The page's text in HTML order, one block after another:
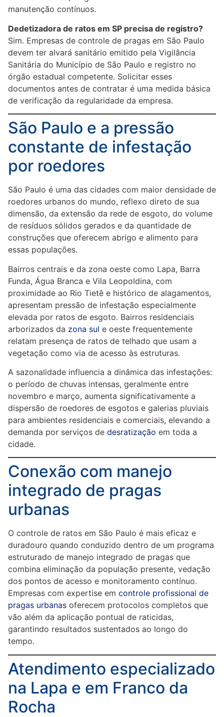
manutenção contínuos.
Dedetizadora de ratos em SP precisa de registro?
Sim. Empresas de controle de pragas em São Paulo
devem ter alvará sanitário emitido pela Vigilância
Sanitária do Município de São Paulo e registro no
órgão estadual competente. Solicitar esses
documentos antes de contratar é uma medida básica
de verificação da regularidade da empresa.
São Paulo e a pressão
constante de infestação
por roedores
São Paulo é uma das cidades com maior densidade de
roedores urbanos do mundo, reflexo direto de sua
dimensão, da extensão da rede de esgoto, do volume
de resíduos sólidos gerados e da quantidade de
construções que oferecem abrigo e alimento para
essas populações.
Bairros centrais e da zona oeste como Lapa, Barra
Funda, Água Branca e Vila Leopoldina, com
proximidade ao Rio Tietê e histórico de alagamentos,
apresentam pressão de infestação especialmente
elevada por ratos de esgoto. Bairros residenciais
arborizados da zona sul e oeste frequentemente
relatam presença de ratos de telhado que usam a
vegetação como via de acesso às estruturas.
A sazonalidade influencia a dinâmica das infestações:
o período de chuvas intensas, geralmente entre
novembro e março, aumenta significativamente a
dispersão de roedores de esgotos e galerias pluviais
para ambientes residenciais e comerciais, elevando a
demanda por serviços de desratização em toda a
cidade.
Conexão com manejo
integrado de pragas
urbanas
O controle de ratos em São Paulo é mais eficaz e
duradouro quando conduzido dentro de um programa
estruturado de manejo integrado de pragas que
combina eliminação da população presente, vedação
dos pontos de acesso e monitoramento contínuo.
Empresas com expertise em controle profissional de
pragas urbanas oferecem protocolos completos que
vão além da aplicação pontual de raticidas,
garantindo resultados sustentados ao longo do
tempo.
Atendimento especializado
na Lapa e em Franco da
Rocha